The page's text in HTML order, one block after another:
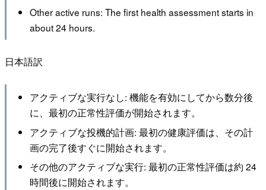
Other active runs: The first health assessment starts in
about 24 hours.
日本語訳
アクティブな実行なし: 機能を有効にしてから数分後
に、最初の正常性評価が開始されます。
アクティブな投機的計画: 最初の健康評価は、その計
画の完了後すぐに開始されます。
その他のアクティブな実行: 最初の正常性評価は約 24
時間後に開始されます。